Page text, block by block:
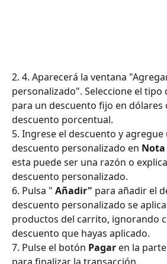
2. 4. Aparecerá la ventana
personalizado". Seleccione el tipo
para un descuento fijo en dólares
descuento porcentual.
5. Ingrese el descuento y
descuento personalizado en Nota
esta puede ser una razón o
descuento personalizado.
6. Pulsa " Añadir" para añadir el
descuento personalizado se
productos del carrito, ignorando
descuento que hayas aplicado.
7. Pulse el botón Pagar en la